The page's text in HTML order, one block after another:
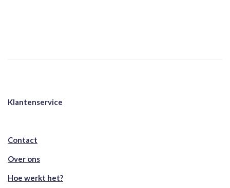
Klantenservice
Contact
Over ons
Hoe werkt het?